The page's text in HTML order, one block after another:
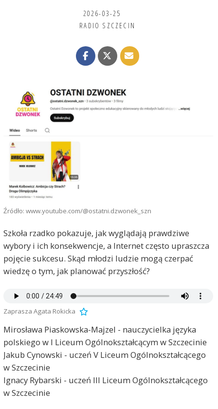
2026-03-25
RADIO SZCZECIN
Źródło: www.youtube.com/@ostatni.dzwonek_szn
Szkoła rzadko pokazuje, jak wyglądają prawdziwe
wybory i ich konsekwencje, a Internet często upraszcza
pojęcie sukcesu. Skąd młodzi ludzie mogą czerpać
wiedzę o tym, jak planować przyszłość?
Zaprasza Agata Rokicka
Mirosława Piaskowska-Majzel - nauczycielka języka
polskiego w I Liceum Ogólnokształcącym w Szczecinie
Jakub Cynowski - uczeń V Liceum Ogólnokształcącego
w Szczecinie
Ignacy Rybarski - uczeń III Liceum Ogólnokształcącego
w Szczecinie